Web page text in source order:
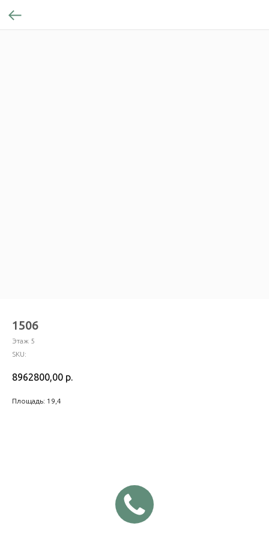
1506
Этаж 5
SKU:
8962800,00 р.
Площадь: 19,4